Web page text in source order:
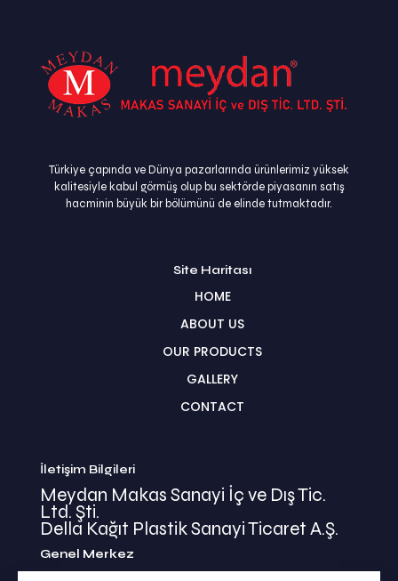
Türkiye çapında ve Dünya pazarlarında ürünlerimiz yüksek
kalitesiyle kabul görmüş olup bu sektörde piyasanın satış
hacminin büyük bir bölümünü de elinde tutmaktadır.
Site Haritası
HOME
ABOUT US
OUR PRODUCTS
GALLERY
CONTACT
İletişim Bilgileri
Meydan Makas Sanayi İç ve Dış Tic.
Ltd. Şti.
Della Kağıt Plastik Sanayi Ticaret A.Ş.
Genel Merkez